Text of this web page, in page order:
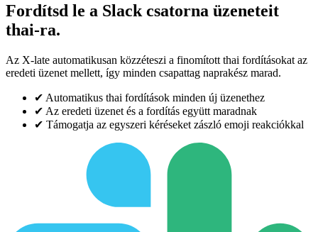
Fordítsd le a Slack csatorna üzeneteit
thai-ra.
Az X-late automatikusan közzéteszi a finomított thai fordításokat az
eredeti üzenet mellett, így minden csapattag naprakész marad.
✔ Automatikus thai fordítások minden új üzenethez
✔ Az eredeti üzenet és a fordítás együtt maradnak
✔ Támogatja az egyszeri kéréseket zászló emoji reakciókkal